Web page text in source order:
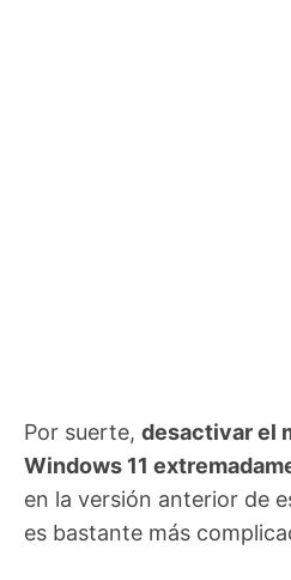
Por suerte, desactivar el
Windows 11
en la versión anterior de
es bastante más